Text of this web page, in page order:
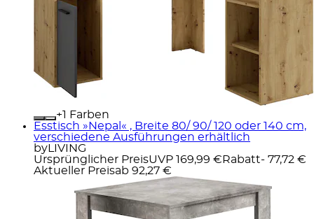
+
Farben
Esstisch »Nepal« , Breite 80/ 90/ 120 oder 140 cm,
verschiedene Ausführungen erhältlich
byLIVING
Ursprünglicher PreisUVP 169,99 € Rabatt- 77,72 €
Aktueller Preisab 92,27 €